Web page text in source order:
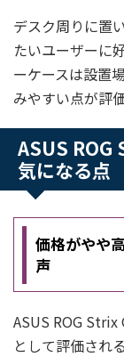
デスク周りに置
たいユーザーに
ーケースは設置
みやすい点が評
ASUS ROG
気になる点
価格がやや
声
ASUS ROG Strix
として評価され